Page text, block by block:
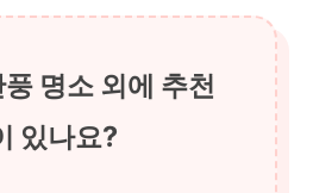
명소 외에 추천
있나요?